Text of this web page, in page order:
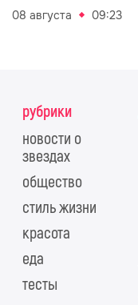
08 августа 09:23
рубрики
новости о
звездах
общество
стиль жизни
красота
еда
тесты